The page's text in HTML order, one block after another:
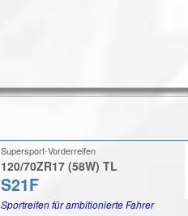
Supersport-Vorderreifen
120/70ZR17 (58W) TL
S21F
Sportreifen für ambitionierte Fahrer